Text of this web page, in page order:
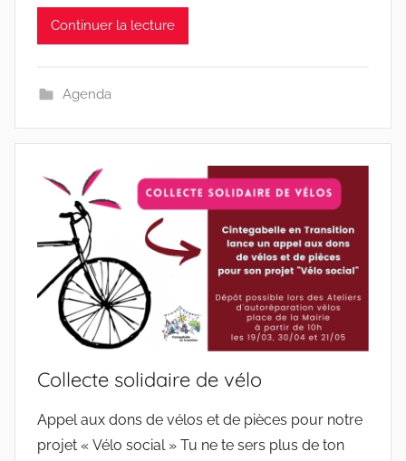
Continuer la lecture
Agenda
Collecte solidaire de vélo
Appel aux dons de vélos et de pièces pour notre
projet « Vélo social » Tu ne te sers plus de ton